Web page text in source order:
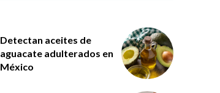
Detectan aceites de
aguacate adulterados en
México